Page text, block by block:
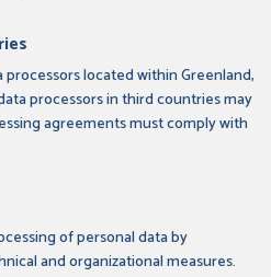
located within Greenland,
processors in third countries may
agreements must comply with
of personal data by
and organizational measures.